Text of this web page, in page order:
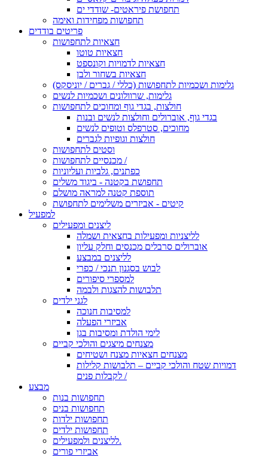
תחפושת פיראטים- שודדי ים
תחפושות מפחידות ואימה
פריטים בודדים
חצאיות לתחפושות
חצאיות טוטו
חצאיות לדמויות וקונספט
חצאיות בשחור ולבן
גלימות ושכמיות לתחפושות (כללי / גברים / יוניסקס)
גלימות, שרוולונים ושכמיות לנשים
חולצות, בגדי גוף ומחוכים לתחפושות
בגדי גוף, אוברולים וחולצות לנשים ובנות
מחוכים, סטרפלס וטופים לנשים
חולצות וגופיות לגברים
וסטים לתחפושות
מכנסיים לתחפושות /
כפתנים, גלביות ועליוניות
תחפושת בקטנה - ביגוד משלים
תוספת קטנה למראה מושלם
קיטים - אביזרים משלימים לתחפושת
למפעיל
ליצנים ומפעילים
לליצניות ומפעילות בחצאית ושמלה
אוברולים סרבלים מכנסים וחלק עליון
לליצנים במבצע
לבוש בסגנון תנכי / כפרי
למספרי סיפורים
תלבושות להצגות ולבמה
לגני ילדים
למסיבות חנוכה
אביזרי הפעלה
לימי הולדת ומסיבות בגן
מצנחים מיצגים והולכי קביים
מצנחים חצאיות מצנח ושטיחים
דמויות שטח והולכי קביים – תלבושות קלילות
לקבלות פנים /
מבצע
תחפושות בנות
תחפושות בנים
תחפושות ילדות
תחפושות ילדים
לליצנים ולמפעילים.
אביזרי פורים